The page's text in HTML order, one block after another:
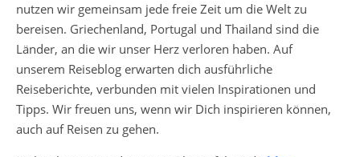
nutzen wir gemeinsam jede freie Zeit um die Welt zu
bereisen. Griechenland, Portugal und Thailand sind die
Länder, an die wir unser Herz verloren haben. Auf
unserem Reiseblog erwarten dich ausführliche
Reiseberichte, verbunden mit vielen Inspirationen und
Tipps. Wir freuen uns, wenn wir Dich inspirieren können,
auch auf Reisen zu gehen.